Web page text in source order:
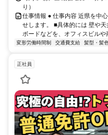
り）
仕事情報 ● 仕事内容 近県を中
せします。 ■具体的には 壁や
ボードなどを、オフィスビルや
変形労働時間制 交通費支給 髪型・髪
正社員